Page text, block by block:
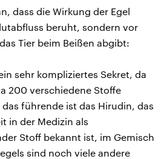
dass die Wirkung der Egel
beruht, sondern vor
Tier beim Beißen abgibt:
sehr kompliziertes Sekret, da
200 verschiedene Stoffe
führende ist das Hirudin, das
in der Medizin als
Stoff bekannt ist, im Gemisch
sind noch viele andere